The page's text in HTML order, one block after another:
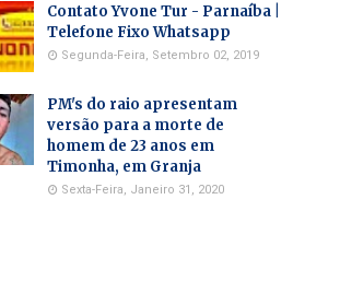
Contato Yvone Tur - Parnaíba |
Telefone Fixo Whatsapp
Segunda-Feira, Setembro 02, 2019
PM's do raio apresentam
versão para a morte de
homem de 23 anos em
Timonha, em Granja
Sexta-Feira, Janeiro 31, 2020